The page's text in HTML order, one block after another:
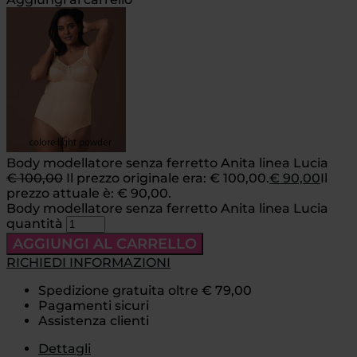
Body modellatore senza ferretto Anita linea Lucia
€100,00 Il prezzo originale era: € 100,00.€ 90,00Il
prezzo attuale è: € 90,00.
Body modellatore senza ferretto Anita linea Lucia
quantità
AGGIUNGI AL CARRELLO
RICHIEDI INFORMAZIONI
Spedizione gratuita oltre € 79,00
Pagamenti sicuri
Assistenza clienti
Dettagli